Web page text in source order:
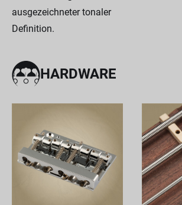
ausgezeichneter tonaler
Definition.
HARDWARE